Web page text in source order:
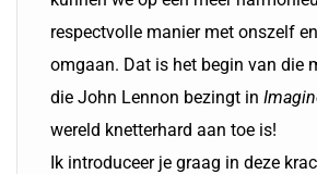
respectvolle manier met onszelf
omgaan. Dat is het begin van die
die John Lennon bezingt in
wereld knetterhard aan toe is!
Ik introduceer je graag in deze